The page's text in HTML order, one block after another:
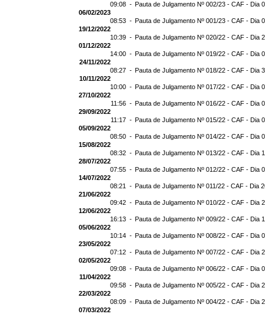
09:08 - Pauta de Julgamento Nº 002/23 - CAF - Dia
06/02/2023
08:53 - Pauta de Julgamento Nº 001/23 - CAF - Dia
19/12/2022
10:39 - Pauta de Julgamento Nº 020/22 - CAF - Dia
01/12/2022
14:00 - Pauta de Julgamento Nº 019/22 - CAF - Dia
24/11/2022
08:27 - Pauta de Julgamento Nº 018/22 - CAF - Dia
10/11/2022
10:00 - Pauta de Julgamento Nº 017/22 - CAF - Dia
27/10/2022
11:56 - Pauta de Julgamento Nº 016/22 - CAF - Dia
29/09/2022
11:17 - Pauta de Julgamento Nº 015/22 - CAF - Dia
05/09/2022
08:50 - Pauta de Julgamento Nº 014/22 - CAF - Dia
15/08/2022
08:32 - Pauta de Julgamento Nº 013/22 - CAF - Dia
28/07/2022
07:55 - Pauta de Julgamento Nº 012/22 - CAF - Dia
14/07/2022
08:21 - Pauta de Julgamento Nº 011/22 - CAF - Dia
21/06/2022
09:42 - Pauta de Julgamento Nº 010/22 - CAF - Dia
12/06/2022
16:13 - Pauta de Julgamento Nº 009/22 - CAF - Dia
05/06/2022
10:14 - Pauta de Julgamento Nº 008/22 - CAF - Dia
23/05/2022
07:12 - Pauta de Julgamento Nº 007/22 - CAF - Dia
02/05/2022
09:08 - Pauta de Julgamento Nº 006/22 - CAF - Dia
11/04/2022
09:58 - Pauta de Julgamento Nº 005/22 - CAF - Dia
22/03/2022
08:09 - Pauta de Julgamento Nº 004/22 - CAF - Dia
07/03/2022